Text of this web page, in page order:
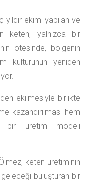
yıldır ekimi yapılan ve
keten, yalnızca bir
ötesinde, bölgenin
kültürünün yeniden
ekilmesiyle birlikte
kazandırılması hem
bir üretim modeli
keten üretiminin
geleceği buluşturan bir